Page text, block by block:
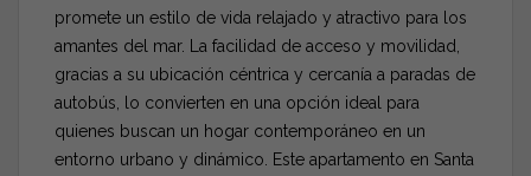
promete un estilo de vida relajado y atractivo para los
amantes del mar. La facilidad de acceso y movilidad,
gracias a su ubicación céntrica y cercanía a paradas de
autobús, lo convierten en una opción ideal para
quienes buscan un hogar contemporáneo en un
entorno urbano y dinámico. Este apartamento en Santa